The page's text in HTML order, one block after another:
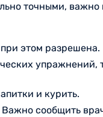
точными,
этом разрешена.
упражнений,
и курить.
сообщить